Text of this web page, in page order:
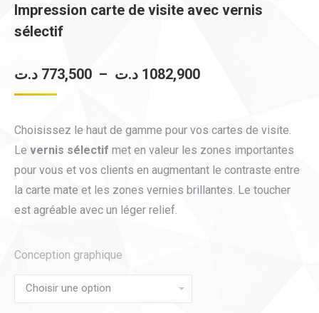
Impression carte de visite avec vernis
sélectif
773,500 د.ت – 1082,900 د.ت
Plage
773,500 د.ت
à
Choisissez le haut de gamme pour vos cartes de visite.
Le vernis sélectif met en valeur les zones importantes
pour vous et vos clients en augmentant le contraste entre
la carte mate et les zones vernies brillantes. Le toucher
est agréable avec un léger relief.
Conception graphique